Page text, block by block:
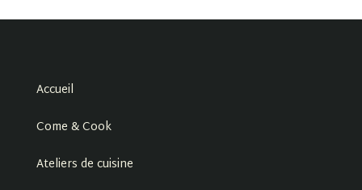
Accueil
Come & Cook
Ateliers de cuisine